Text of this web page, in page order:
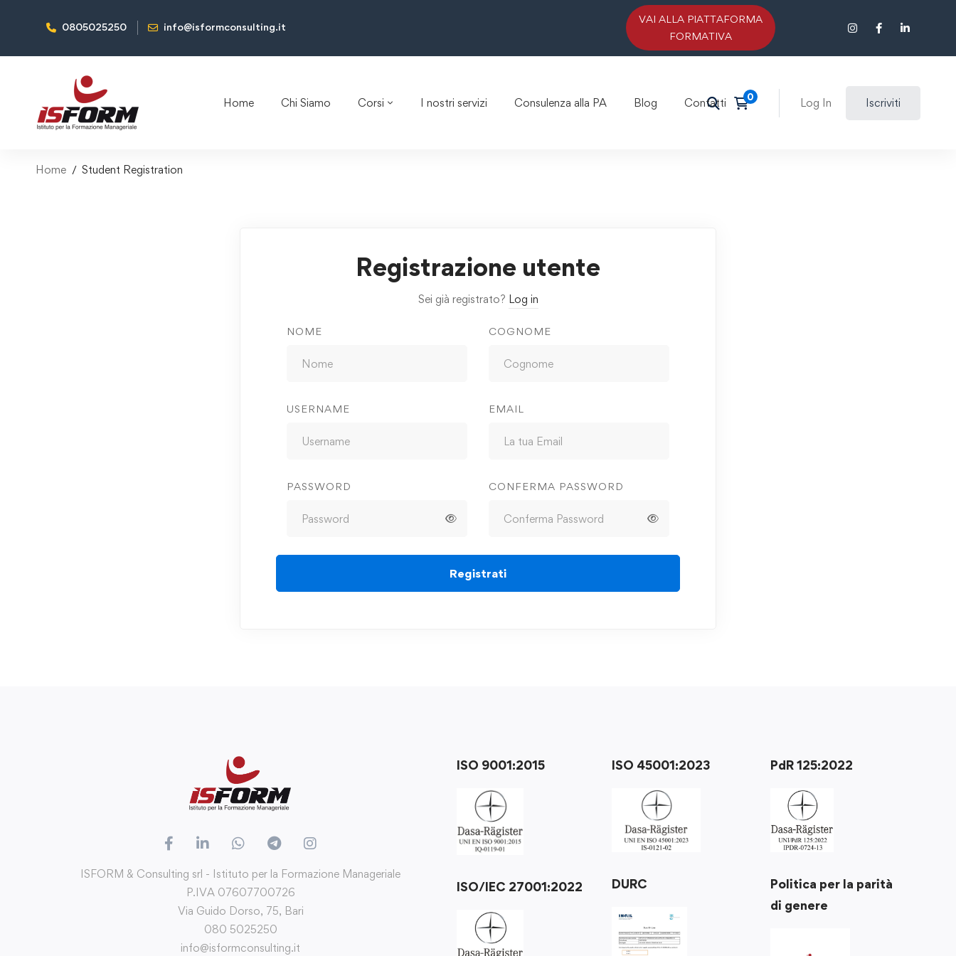
0805025250 info@isformconsulting.it
VAI ALLA PIATTAFORMA
FORMATIVA
Home Chi Siamo Corsi I nostri servizi Consulenza alla PA Blog Contatti Log In Iscriviti
Home Student Registration
Registrazione utente
Sei già registrato? Log in
NOME COGNOME
USERNAME EMAIL
PASSWORD CONFERMA PASSWORD
Registrati
ISFORM & Consulting srl - Istituto per la Formazione Manageriale
P.IVA 07607700726
Via Guido Dorso, 75, Bari
080 5025250
info@isformconsulting.it
ISO 9001:2015
ISO/IEC 27001:2022
ISO 45001:2023
DURC
PdR 125:2022
Politica per la parità
di genere